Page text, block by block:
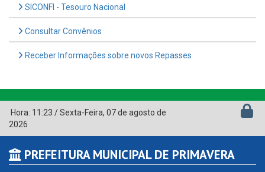
SICONFI - Tesouro Nacional
Consultar Convênios
Receber Informações sobre novos Repasses
Hora: 11:23 /Sexta-Feira, 07 de agosto de
2026
PREFEITURA MUNICIPAL DE PRIMAVERA